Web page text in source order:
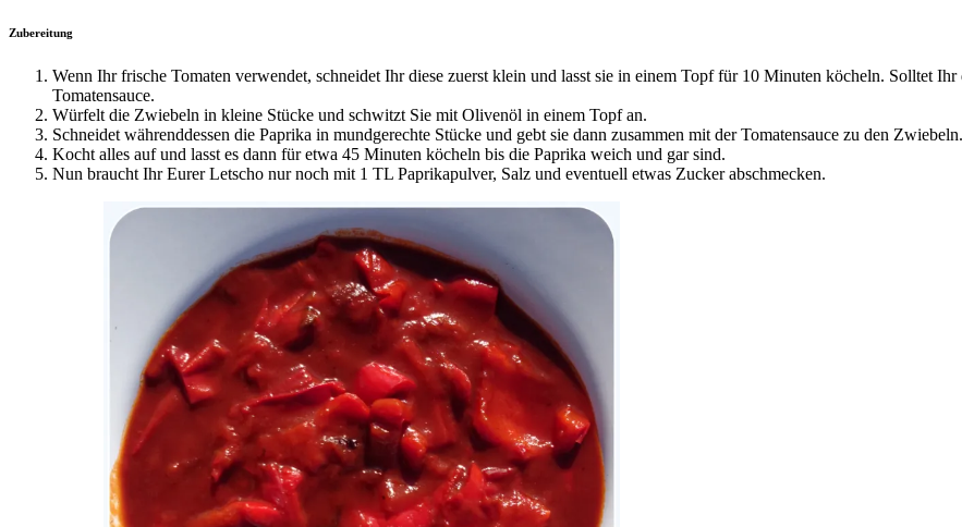
Zubereitung
Wenn Ihr frische Tomaten verwendet, schneidet Ihr diese zuerst klein und lasst sie in einem Topf für 10 Minuten köcheln. Solltet
Tomatensauce.
Würfelt die Zwiebeln in kleine Stücke und schwitzt Sie mit Olivenöl in einem Topf an.
Schneidet währenddessen die Paprika in mundgerechte Stücke und gebt sie dann zusammen mit der Tomatensauce zu den Zwiebeln.
Kocht alles auf und lasst es dann für etwa 45 Minuten köcheln bis die Paprika weich und gar sind.
Nun braucht Ihr Eurer Letscho nur noch mit 1 TL Paprikapulver, Salz und eventuell etwas Zucker abschmecken.